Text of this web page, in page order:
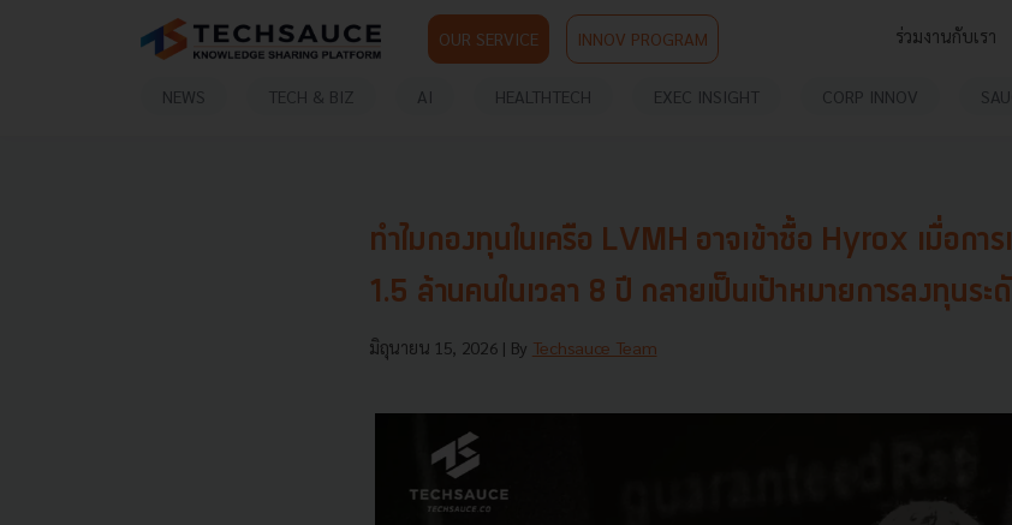
OUR SERVICE INNOV PROGRAM ร่วมงานกับเรา
NEWS TECH & BIZ AI HEALTHTECH EXEC INSIGHT CORP INNOV
ทำไมกองทุนในเครือ LVMH อาจเข้าซื้อ Hyrox เมื่อกา
1.5 ล้านคนในเวลา 8 ปี กลายเป็นเป้าหมายการลงทุนระ
มิถุนายน 15, 2026 | By Techsauce Team